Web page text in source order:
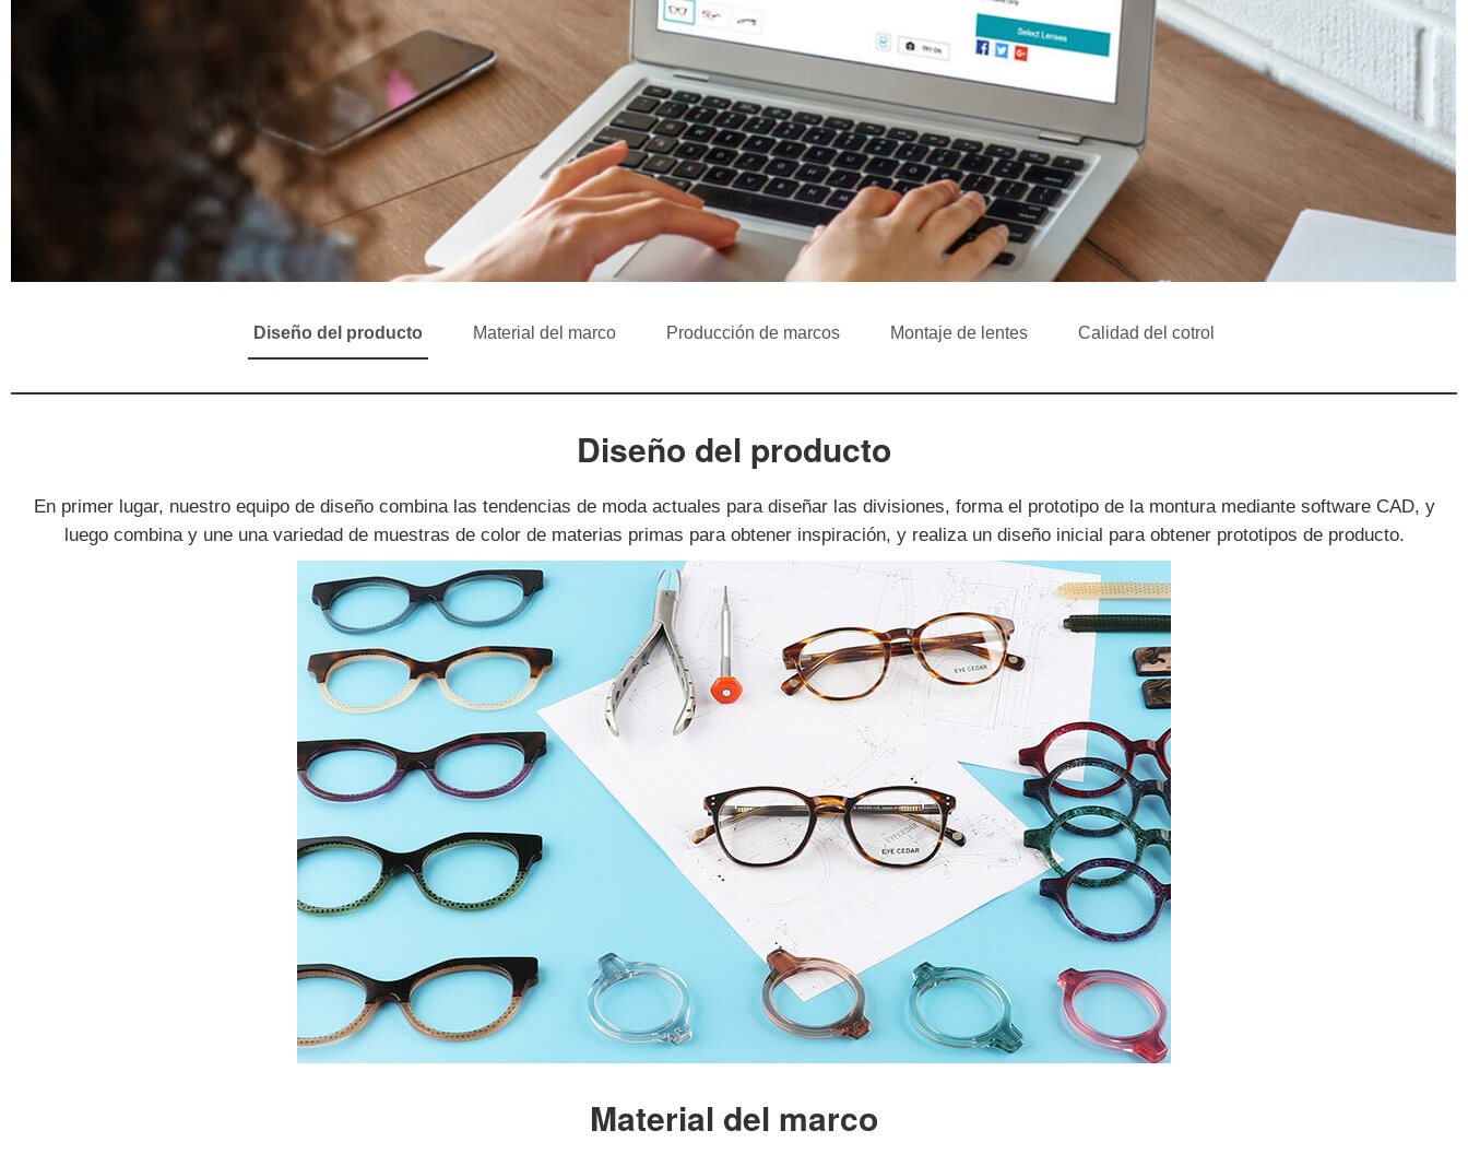
Diseño del producto Material del marco Producción de marcos Montaje de lentes Calidad del cotrol
Diseño del producto
En primer lugar, nuestro equipo de diseño combina las tendencias de moda actuales para diseñar las divisiones, forma el prototipo de la montura mediante software CAD, y
luego combina y une una variedad de muestras de color de materias primas para obtener inspiración, y realiza un diseño inicial para obtener prototipos de producto.
Material del marco